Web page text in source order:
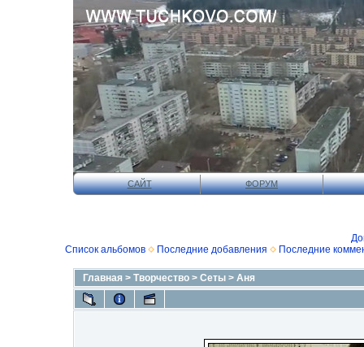
САЙТ ФОРУМ
Список альбомов
Последние добавления Последние
Главная > Творчество > Сеты > Аня